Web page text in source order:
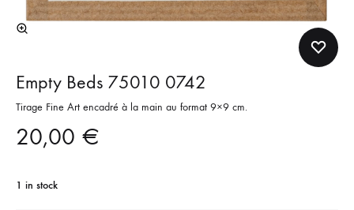
Empty Beds 75010 0742
Tirage Fine Art encadré à la main au format 9×9 cm.
20,00 €
1 in stock